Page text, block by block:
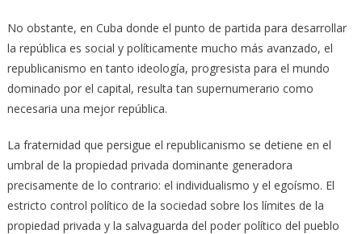
No obstante, en Cuba donde el punto de partida para desarrollar
la república es social y políticamente mucho más avanzado, el
republicanismo en tanto ideología, progresista para el mundo
dominado por el capital, resulta tan supernumerario como
necesaria una mejor república.
La fraternidad que persigue el republicanismo se detiene en el
umbral de la propiedad privada dominante generadora
precisamente de lo contrario: el individualismo y el egoísmo. El
estricto control político de la sociedad sobre los límites de la
propiedad privada y la salvaguarda del poder político del pueblo